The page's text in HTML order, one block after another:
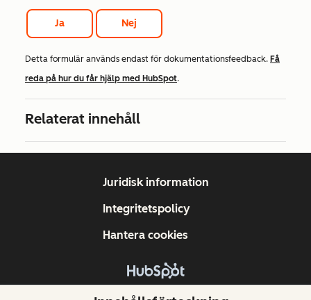
Ja Nej
Detta formulär används endast för dokumentationsfeedback. Få
reda på hur du får hjälp med HubSpot.
Relaterat innehåll
Copyright © 2026 HubSpot, Inc.
Juridisk information
Integritetspolicy
Hantera cookies